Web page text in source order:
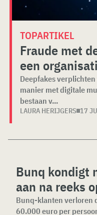
TOPARTIKEL
Fraude met
een
Deepfakes
manier met digitale
bestaan v...
LAURA HERIJGERS 17
Bunq kondigt
aan na reeks
Bunq-klanten verloren
60.000 euro per